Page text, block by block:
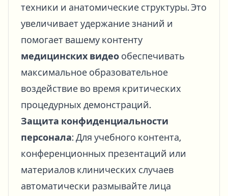
техники и анатомические структуры. Это
увеличивает удержание знаний и
помогает вашему контенту
медицинских видео обеспечивать
максимальное образовательное
воздействие во время критических
процедурных демонстраций.
Защита конфиденциальности
персонала: Для учебного контента,
конференционных презентаций или
материалов клинических случаев
автоматически размывайте лица